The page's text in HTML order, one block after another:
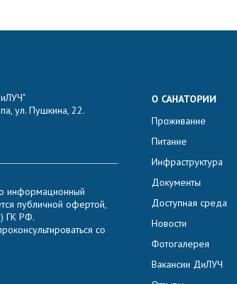
ул. Пушкина, 22.
информационный
публичной офертой,
ГК РФ.
со
О САНАТОРИИ
Проживание
Питание
Инфраструктура
Документы
Доступная среда
Новости
Фотогалерея
Вакансии ДиЛУЧ